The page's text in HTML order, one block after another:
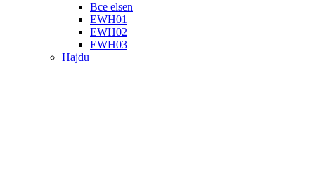
Все elsen
EWH01
EWH02
EWH03
Hajdu